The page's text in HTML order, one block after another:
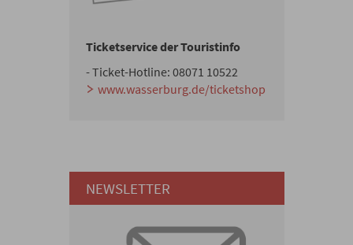
Ticketservice der Touristinfo
- Ticket-Hotline: 08071 10522
www.wasserburg.de/ticketshop
NEWSLETTER